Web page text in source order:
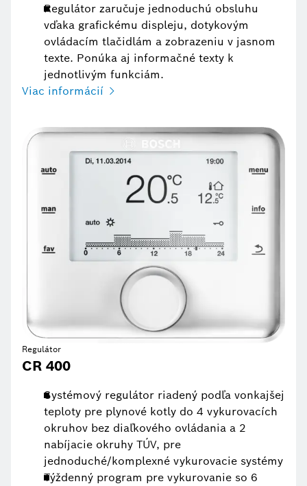
Regulátor zaručuje jednoduchú obsluhu
vďaka grafickému displeju, dotykovým
ovládacím tlačidlám a zobrazeniu v jasnom
texte. Ponúka aj informačné texty k
jednotlivým funkciám.
Viac informácií
Regulátor
CR 400
Systémový regulátor riadený podľa vonkajšej
teploty pre plynové kotly do 4 vykurovacích
okruhov bez diaľkového ovládania a 2
nabíjacie okruhy TÚV, pre
jednoduché/komplexné vykurovacie systémy
Týždenný program pre vykurovanie so 6